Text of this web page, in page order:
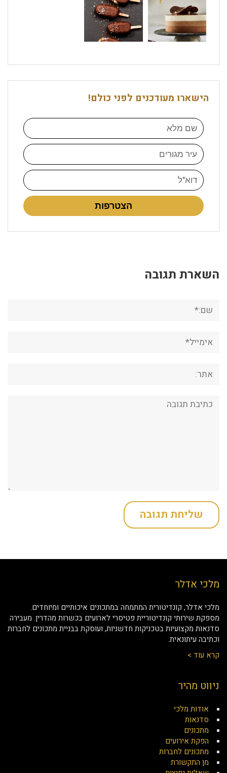
הישארו מעודכנים לפני כולם!
הצטרפות
השארת תגובה
תגובה:
מלכי אדלר
מלכי אדלר, קונדיטורית המתמחה במתכונים איכותיים ומיוחדים.
מספקת שירותי קונדיטוריית פטיסרי לארועים בכשרות מהדרין. מעבירה
סדנאות מקצועיות בטכניקות חדשניות, ועוסקת בבניית מתכונים לחברות
וכתיבה עיתונאית.
קרא עוד >
ניווט מהיר
אודות מלכי
סדנאות
מתכונים
הפקת אירועים
מתכונים לחברות
מן התקשורת